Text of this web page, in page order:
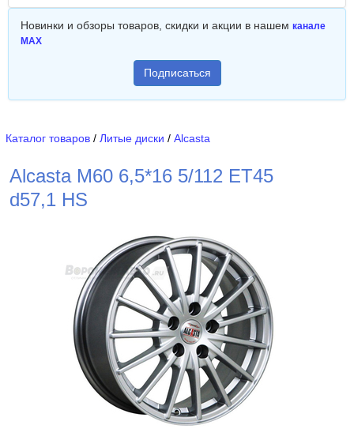
Новинки и обзоры товаров, скидки и акции в нашем канале
MAX
Подписаться
Каталог товаров / Литые диски / Alcasta
Alcasta M60 6,5*16 5/112 ET45
d57,1 HS